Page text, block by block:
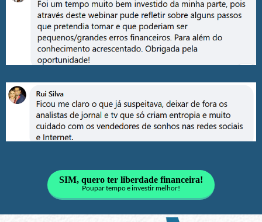
SIM, quero ter liberdade financeira!
Poupar tempo e investir melhor!